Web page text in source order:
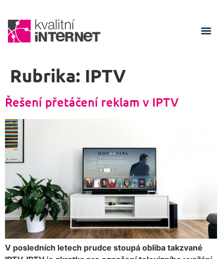
Rubrika: IPTV
Řešení přetáčení reklam v IPTV
V posledních letech prudce stoupá obliba takzvané